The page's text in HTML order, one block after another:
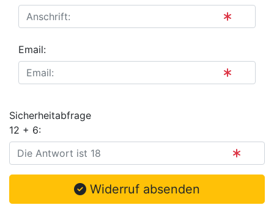
Email:
Sicherheitabfrage
12 + 6:
Widerruf absenden